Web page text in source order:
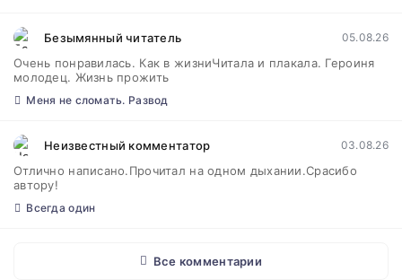
Безымянный читатель 05.08.26
Очень понравилась. Как в жизниЧитала и плакала. Героиня
молодец. Жизнь прожить
Меня не сломать. Развод
Неизвестный комментатор 03.08.26
Отлично написано.Прочитал на одном дыхании.Срасибо
автору!
Всегда один
Все комментарии